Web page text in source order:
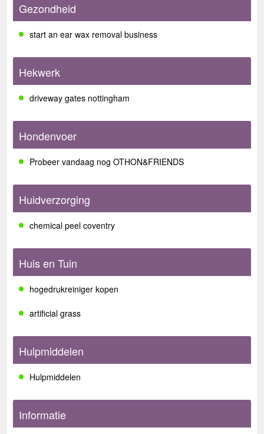
Gezondheid
start an ear wax removal business
Hekwerk
driveway gates nottingham
Hondenvoer
Probeer vandaag nog OTHON&FRIENDS
Huidverzorging
chemical peel coventry
Huis en Tuin
hogedrukreiniger kopen
artificial grass
Hulpmiddelen
Hulpmiddelen
Informatie